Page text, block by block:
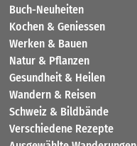
Buch-Neuheiten
Kochen & Geniessen
Werken & Bauen
Natur & Pflanzen
Gesundheit & Heilen
Wandern & Reisen
Schweiz & Bildbände
Verschiedene Rezepte